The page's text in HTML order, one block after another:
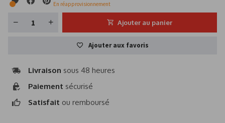
En réapprovisionnement
Ajouter au panier
Ajouter aux favoris
Livraison sous 48 heures
Paiement sécurisé
Satisfait ou remboursé